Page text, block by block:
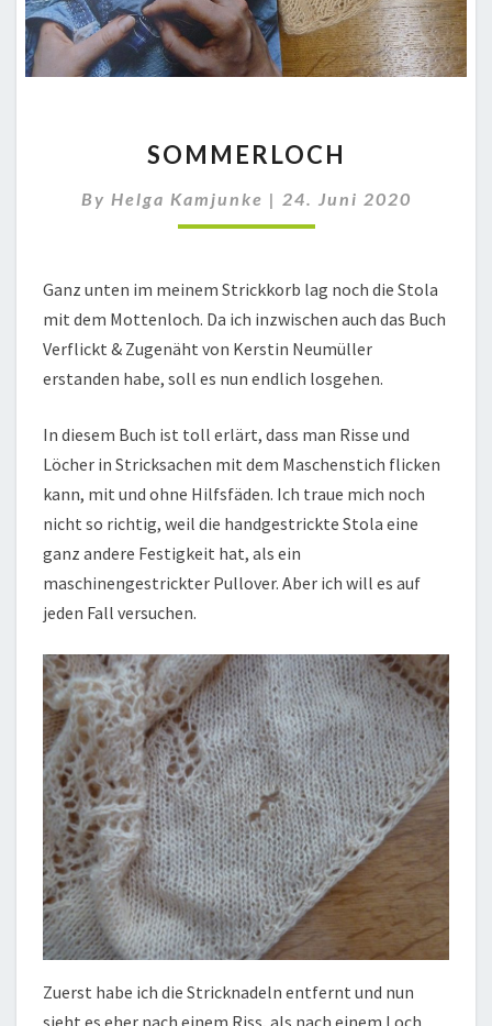
SOMMERLOCH
By Helga Kamjunke | 24. Juni 2020
Ganz unten im meinem Strickkorb lag noch die Stola
mit dem Mottenloch. Da ich inzwischen auch das Buch
Verflickt & Zugenäht von Kerstin Neumüller
erstanden habe, soll es nun endlich losgehen.
In diesem Buch ist toll erlärt, dass man Risse und
Löcher in Stricksachen mit dem Maschenstich flicken
kann, mit und ohne Hilfsfäden. Ich traue mich noch
nicht so richtig, weil die handgestrickte Stola eine
ganz andere Festigkeit hat, als ein
maschinengestrickter Pullover. Aber ich will es auf
jeden Fall versuchen.
Zuerst habe ich die Stricknadeln entfernt und nun
sieht es eher nach einem Riss, als nach einem Loch